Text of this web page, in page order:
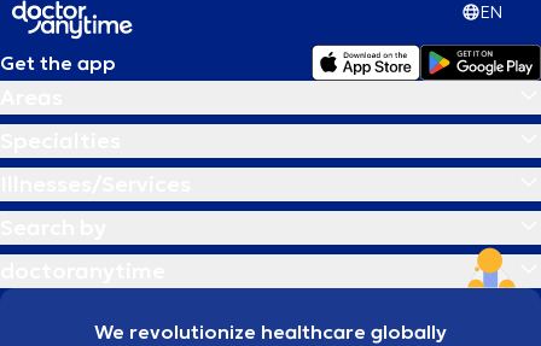
EN
Get the app
We revolutionize healthcare globally